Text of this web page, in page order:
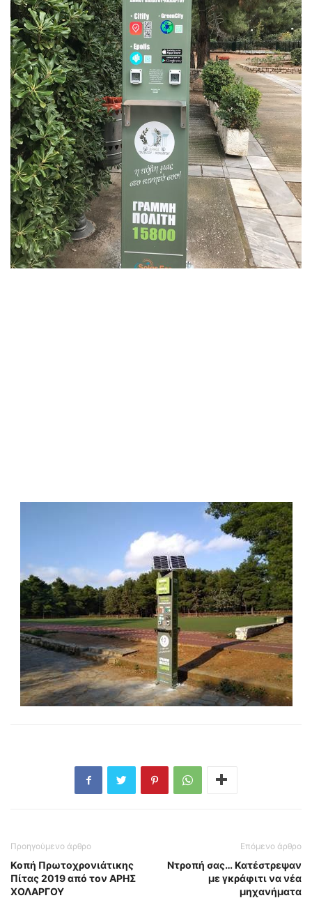
Προηγούμενο άρθρο
Κοπή Πρωτοχρονιάτικης
Πίτας 2019 από τον ΑΡΗΣ
ΧΟΛΑΡΓΟΥ
Επόμενο άρθρο
Ντροπή σας… Κατέστρεψαν
με γκράφιτι να νέα
μηχανήματα